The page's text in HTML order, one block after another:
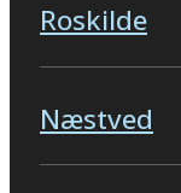
Roskilde
Næstved